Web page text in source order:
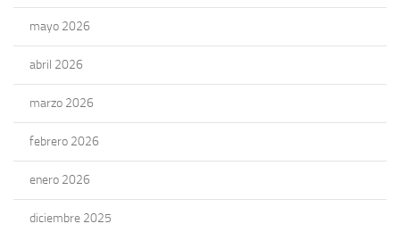
mayo 2026
abril 2026
marzo 2026
febrero 2026
enero 2026
diciembre 2025